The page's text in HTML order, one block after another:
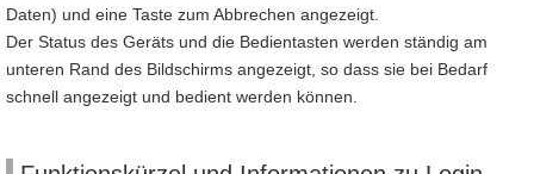
Daten) und eine Taste zum Abbrechen angezeigt.
Der Status des Geräts und die Bedientasten werden ständig am
unteren Rand des Bildschirms angezeigt, so dass sie bei Bedarf
schnell angezeigt und bedient werden können.